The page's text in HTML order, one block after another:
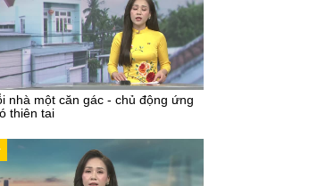
nhà một căn gác - chủ động ứng
thiên tai